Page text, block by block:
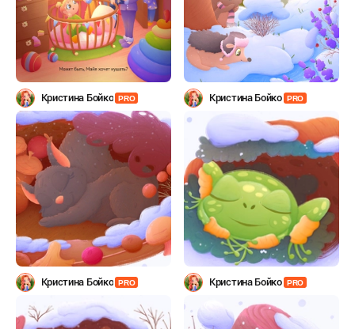
Кристина Бойко PRO Кристина Бойко PRO
Кристина Бойко PRO Кристина Бойко PRO